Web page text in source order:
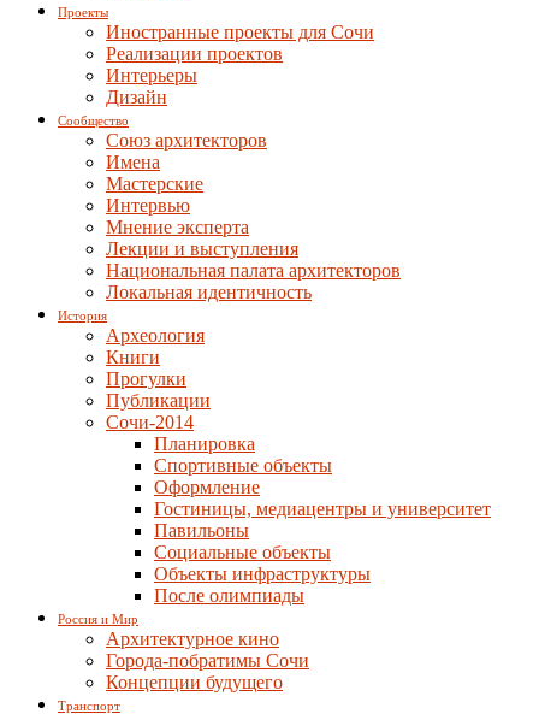
Проекты
Иностранные проекты для Сочи
Реализации проектов
Интерьеры
Дизайн
Сообщество
Союз архитекторов
Имена
Мастерские
Интервью
Мнение эксперта
Лекции и выступления
Национальная палата архитекторов
Локальная идентичность
История
Археология
Книги
Прогулки
Публикации
Сочи-2014
Планировка
Спортивные объекты
Оформление
Гостиницы, медиацентры и университет
Павильоны
Социальные объекты
Объекты инфраструктуры
После олимпиады
Россия и Мир
Архитектурное кино
Города-побратимы Сочи
Концепции будущего
Транспорт